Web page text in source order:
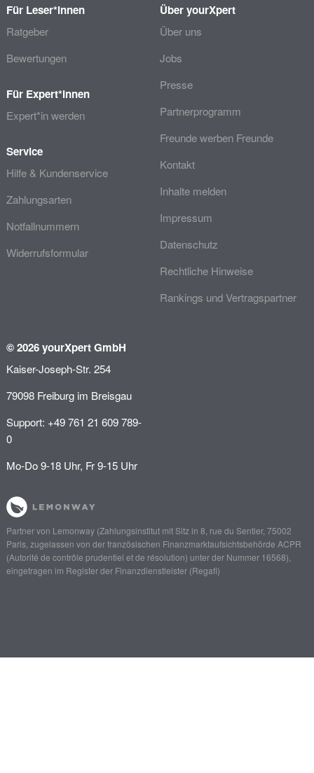
Für Leser*innen
Ratgeber
Bewertungen
Für Expert*innen
Expert*in werden
Service
Hilfe & Kundenservice
Zahlungsarten
Notfallnummern
Widerrufsformular
Über yourXpert
Über uns
Jobs
Presse
Partnerprogramm
Freunde werben Freunde
Kontakt
Inhalte melden
Impressum
Datenschutz
Rechtliche Hinweise
Rankings und Vertragspartner
© 2026 yourXpert GmbH
Kaiser-Joseph-Str. 254
79098 Freiburg im Breisgau
Support: +49 761 21 609 789-
0
Mo-Do 9-18 Uhr, Fr 9-15 Uhr
Partner von Lemonway(Zahlungsinstitut mit Sitz in 8, rue du Sentier, 75002
Paris, zugelassen von der französischen Finanzmarktaufsichtsbehörde ACPR
(Autorité de contrôle prudentiel et de résolution) unter der Nummer 16568),
eingetragen im Register der Finanzdienstleister (Regafi)